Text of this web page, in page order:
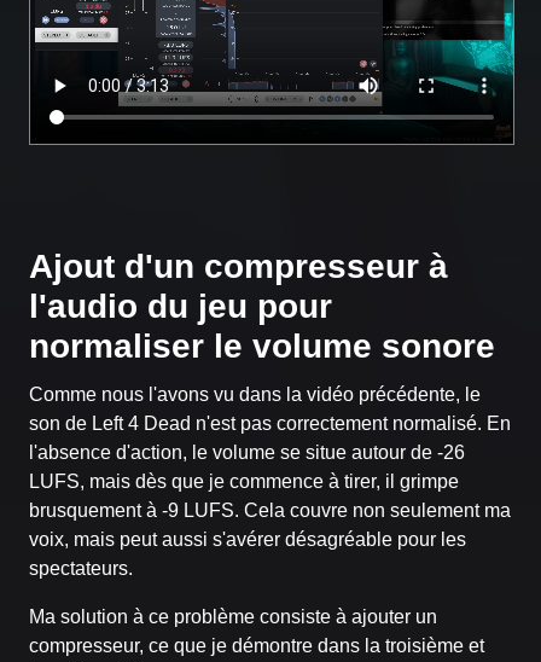
Ajout d'un compresseur à
l'audio du jeu pour
normaliser le volume sonore
Comme nous l'avons vu dans la vidéo précédente, le
son de Left 4 Dead n'est pas correctement normalisé. En
l'absence d'action, le volume se situe autour de -26
LUFS, mais dès que je commence à tirer, il grimpe
brusquement à -9 LUFS. Cela couvre non seulement ma
voix, mais peut aussi s'avérer désagréable pour les
spectateurs.
Ma solution à ce problème consiste à ajouter un
compresseur, ce que je démontre dans la troisième et